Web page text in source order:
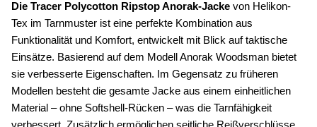
Die Tracer Polycotton Ripstop Anorak-Jacke von Helikon-
Tex im Tarnmuster ist eine perfekte Kombination aus
Funktionalität und Komfort, entwickelt mit Blick auf taktische
Einsätze. Basierend auf dem Modell Anorak Woodsman bietet
sie verbesserte Eigenschaften. Im Gegensatz zu früheren
Modellen besteht die gesamte Jacke aus einem einheitlichen
Material – ohne Softshell-Rücken – was die Tarnfähigkeit